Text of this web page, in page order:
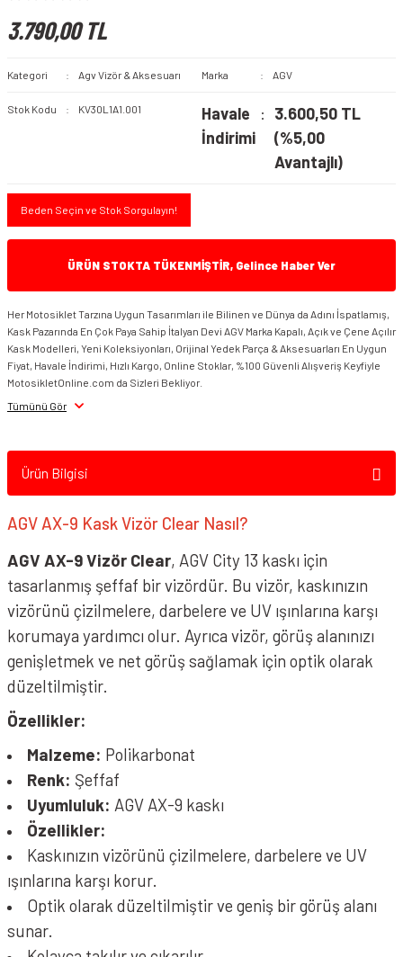
3.790,00 TL
Kategori Agv Vizör & Aksesuarı Marka AGV
Stok Kodu KV30L1A1.001
Havale
İndirimi
3.600,50 TL
(%5,00
Avantajlı)
Beden Seçin ve Stok Sorgulayın!
ÜRÜN STOKTA TÜKENMİŞTİR, Gelince Haber Ver
Her Motosiklet Tarzına Uygun Tasarımları ile Bilinen ve Dünya da Adını İspatlamış,
Kask Pazarında En Çok Paya Sahip İtalyan Devi AGV Marka Kapalı, Açık ve Çene Açılır
Kask Modelleri, Yeni Koleksiyonları, Orijinal Yedek Parça & Aksesuarları En Uygun
Fiyat, Havale İndirimi, Hızlı Kargo, Online Stoklar, %100 Güvenli Alışveriş Keyfiyle
MotosikletOnline.com da Sizleri Bekliyor.
Tümünü Gör
Ürün Bilgisi
AGV AX-9 Kask Vizör Clear Nasıl?
AGV AX-9Vizör Clear, AGV City 13 kaskı için
tasarlanmış şeffaf bir vizördür. Bu vizör, kaskınızın
vizörünü çizilmelere, darbelere ve UV ışınlarına karşı
korumaya yardımcı olur. Ayrıca vizör, görüş alanınızı
genişletmek ve net görüş sağlamak için optik olarak
düzeltilmiştir.
Özellikler:
Malzeme: Polikarbonat
Renk: Şeffaf
Uyumluluk: AGV AX-9 kaskı
Özellikler:
Kaskınızın vizörünü çizilmelere, darbelere ve UV
ışınlarına karşı korur.
Optik olarak düzeltilmiştir ve geniş bir görüş alanı
sunar.